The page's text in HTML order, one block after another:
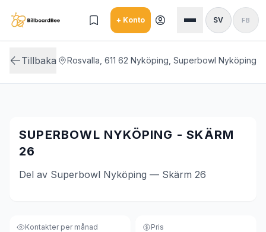
+ Konto SV FB
Tillbaka Rosvalla, 611 62 Nyköping, Superbowl Nyköping
SUPERBOWL NYKÖPING - SKÄRM
26
Del av Superbowl Nyköping — Skärm 26
Kontakter per månad Pris